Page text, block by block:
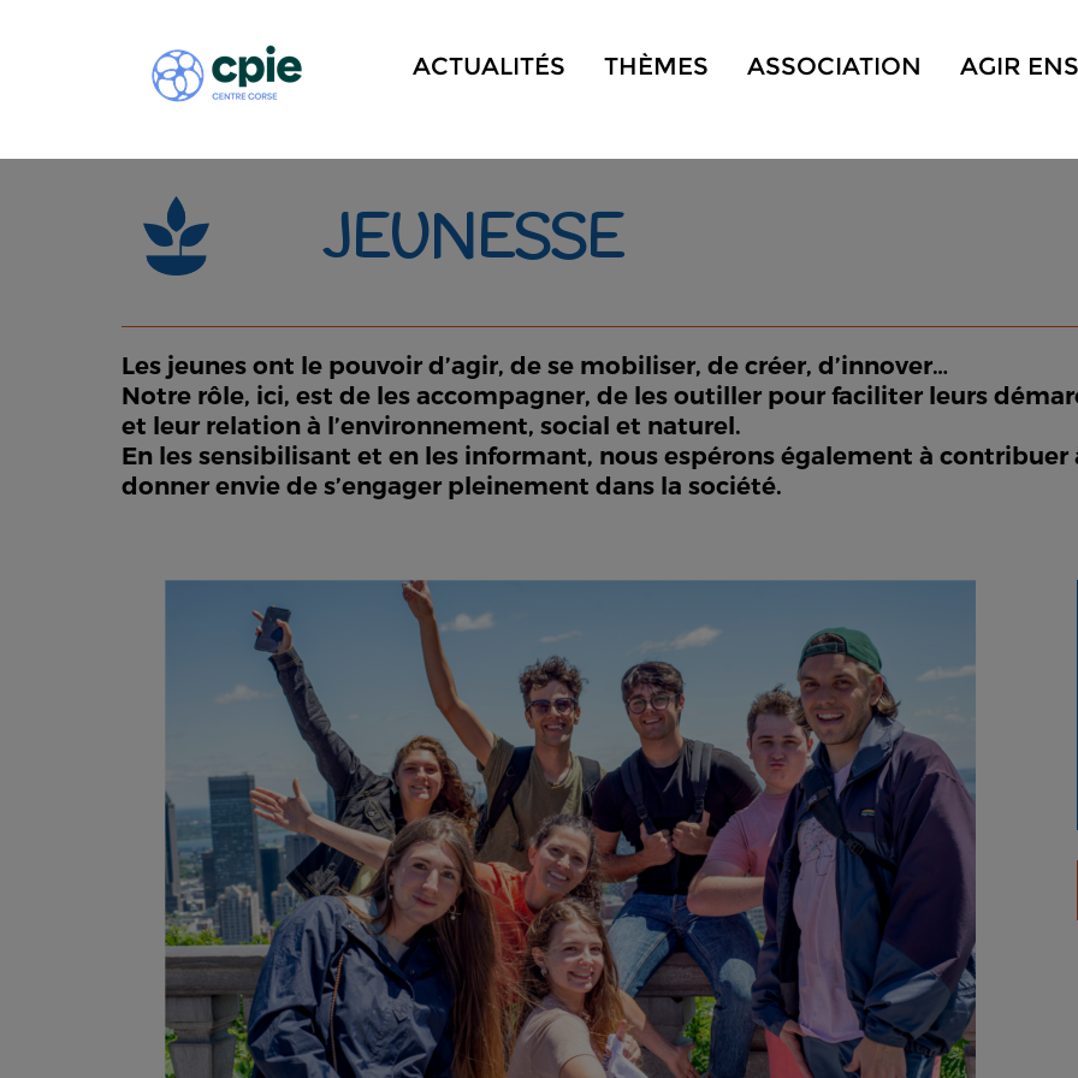
ACTUALITÉS THÈMES ASSOCIATION AGIR
JEUNESSE
Les jeunes ont le pouvoir d’agir, de se mobiliser, de créer, d’innover…
Notre rôle, ici, est de les accompagner, de les outiller pour faciliter leurs
et leur relation à l’environnement, social et naturel.
En les sensibilisant et en les informant, nous espérons également à contribuer
donner envie de s’engager pleinement dans la société.